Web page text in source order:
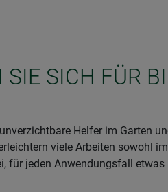
SIE SICH FÜR
Helfer im Garten
viele Arbeiten sowohl
für jeden Anwendungsfall etwas